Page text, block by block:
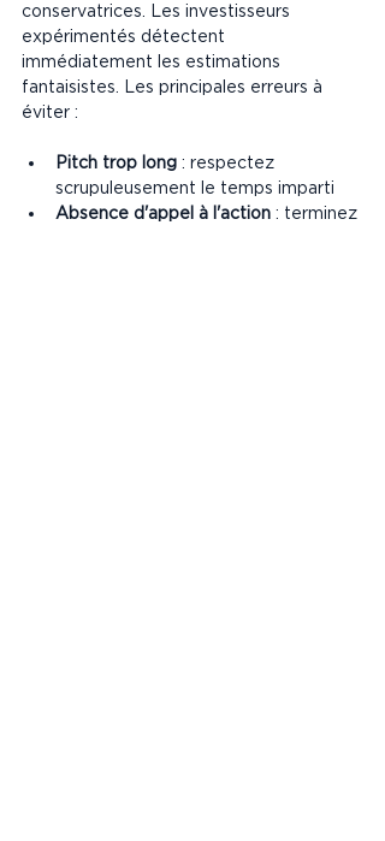
conservatrices. Les investisseurs
expérimentés détectent
immédiatement les estimations
fantaisistes. Les principales erreurs à
éviter :
Pitch trop long : respectez
scrupuleusement le temps imparti
Absence d'appel à l'action : terminez